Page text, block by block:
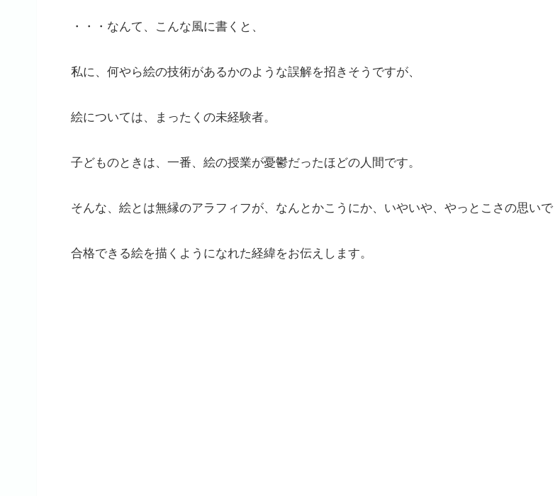
・・・なんて、こんな風に書くと、
私に、何やら絵の技術があるかのような誤解を招きそうですが、
絵については、まったくの未経験者。
子どものときは、一番、絵の授業が憂鬱だったほどの人間です。
そんな、絵とは無縁のアラフィフが、なんとかこうにか、いやいや、やっとこさの思いで
合格できる絵を描くようになれた経緯をお伝えします。